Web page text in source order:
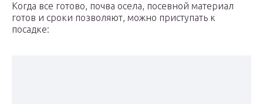
Когда все готово, почва осела, посевной материал
готов и сроки позволяют, можно приступать к
посадке: